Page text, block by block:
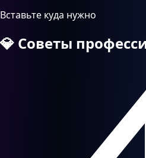
Вставьте куда нужно
💎 Советы